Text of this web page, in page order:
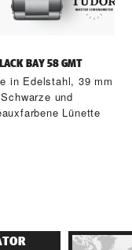
BAY 58 GMT
in Edelstahl, 39 mm
Schwarze und
Lünette